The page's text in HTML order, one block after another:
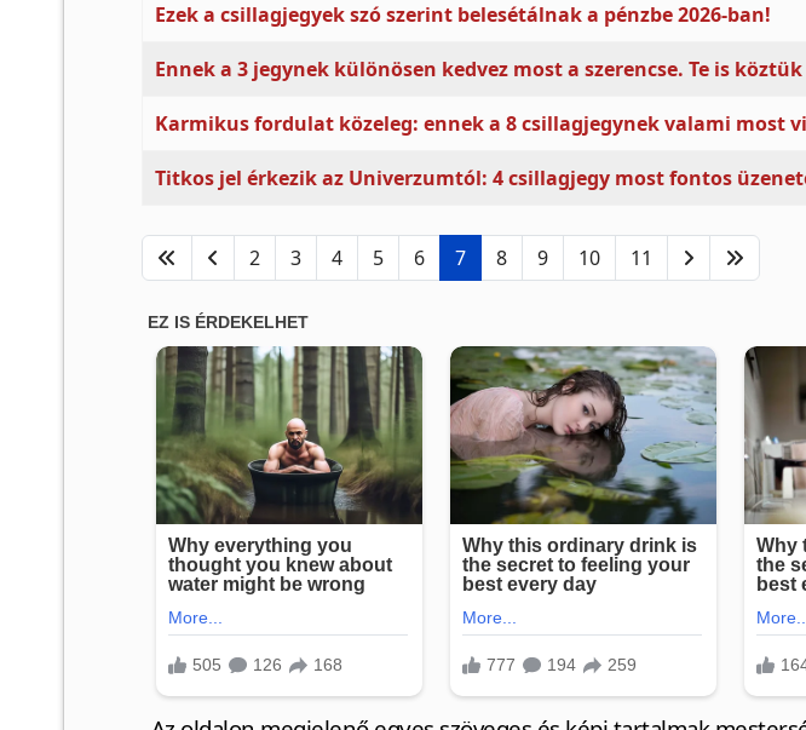
Ezek a csillagjegyek szó szerint belesétálnak a pénzbe 2026-ban!
Ennek a 3 jegynek különösen kedvez most a szerencse. Te is
Karmikus fordulat közeleg: ennek a 8 csillagjegynek valami most
Titkos jel érkezik az Univerzumtól: 4 csillagjegy most fontos
2 3 4 5 6 7 8 9 10 11